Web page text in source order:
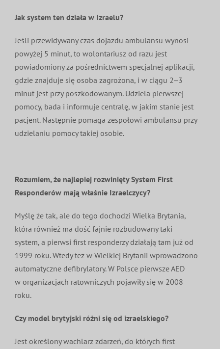
Jak system ten działa w Izraelu?
Jeśli przewidywany czas dojazdu ambulansu wynosi
powyżej 5 minut, to wolontariusz od razu jest
powiadomiony za pośrednictwem specjalnej aplikacji,
gdzie znajduje się osoba zagrożona, i w ciągu 2‒3
minut jest przy poszkodowanym. Udziela pierwszej
pomocy, bada i informuje centralę, w jakim stanie jest
pacjent. Następnie pomaga zespołowi ambulansu przy
udzielaniu pomocy takiej osobie.
Rozumiem, że najlepiej rozwinięty System First
Responderów mają właśnie Izraelczycy?
Myślę że tak, ale do tego dochodzi Wielka Brytania,
która również ma dość fajnie rozbudowany taki
system, a pierwsi first responderzy działają tam już od
1999 roku. Wtedy też w Wielkiej Brytanii wprowadzono
automatyczne defibrylatory. W Polsce pierwsze AED
w organizacjach ratowniczych pojawiły się w 2008
roku.
Czy model brytyjski różni się od izraelskiego?
Jest określony wachlarz zdarzeń, do których first